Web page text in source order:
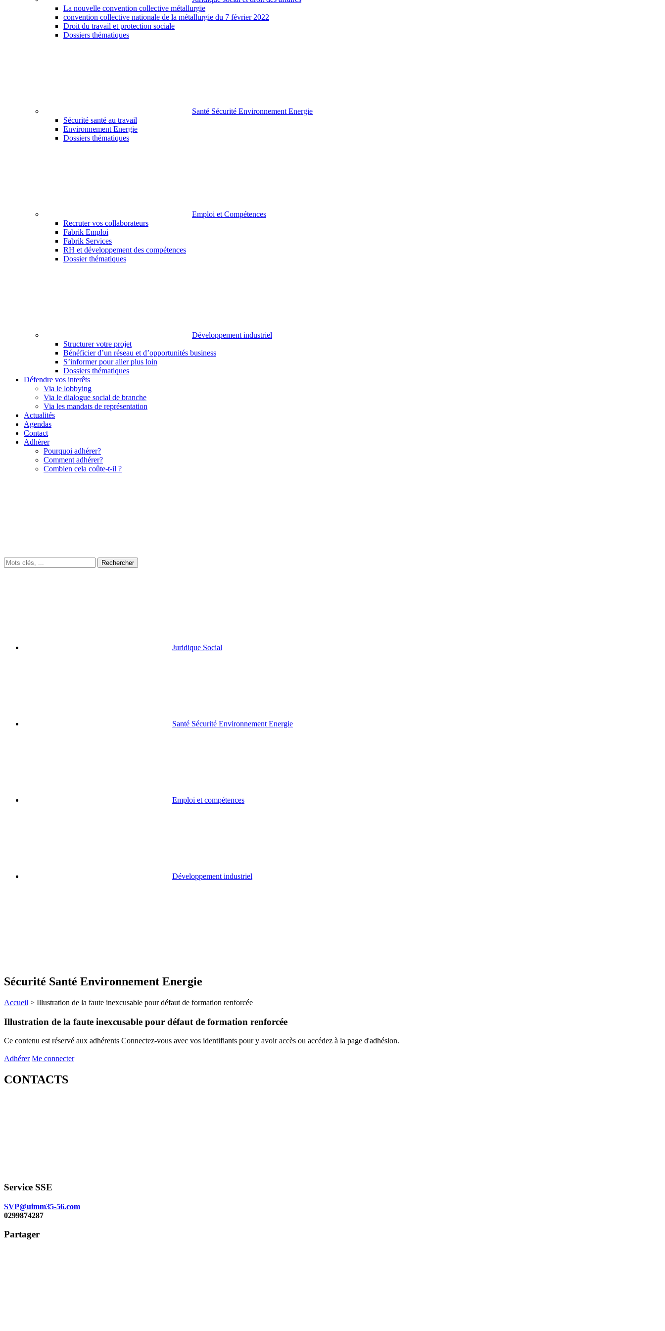
La nouvelle convention collective métallurgie
convention collective nationale de la métallurgie du 7 février 2022
Droit du travail et protection sociale
Dossiers thématiques
Santé Sécurité Environnement Energie
Sécurité santé au travail
Environnement Energie
Dossiers thématiques
Emploi et Compétences
Recruter vos collaborateurs
Fabrik Emploi
Fabrik Services
RH et développement des compétences
Dossier thématiques
Développement industriel
Structurer votre projet
Bénéficier d’un réseau et d’opportunités business
S’informer pour aller plus loin
Dossiers thématiques
Défendre vos interêts
Via le lobbying
Via le dialogue social de branche
Via les mandats de représentation
Actualités
Agendas
Contact
Adhérer
Pourquoi adhérer?
Comment adhérer?
Combien cela coûte-t-il ?
Juridique Social
Santé Sécurité Environnement Energie
Emploi et compétences
Développement industriel
Sécurité Santé Environnement Energie
Accueil > Illustration de la faute inexcusable pour défaut de formation renforcée
Illustration de la faute inexcusable pour défaut de formation renforcée
Ce contenu est réservé aux adhérents Connectez-vous avec vos identifiants pour y avoir accès ou accédez à la page d'adhésion.
Adhérer Me connecter
CONTACTS
Service SSE
SVP@uimm35-56.com
0299874287
Partager